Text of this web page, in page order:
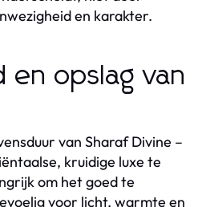
en karakter.
en opslag van
van Sharaf Divine –
kruidige luxe te
om het goed te
voor licht, warmte en